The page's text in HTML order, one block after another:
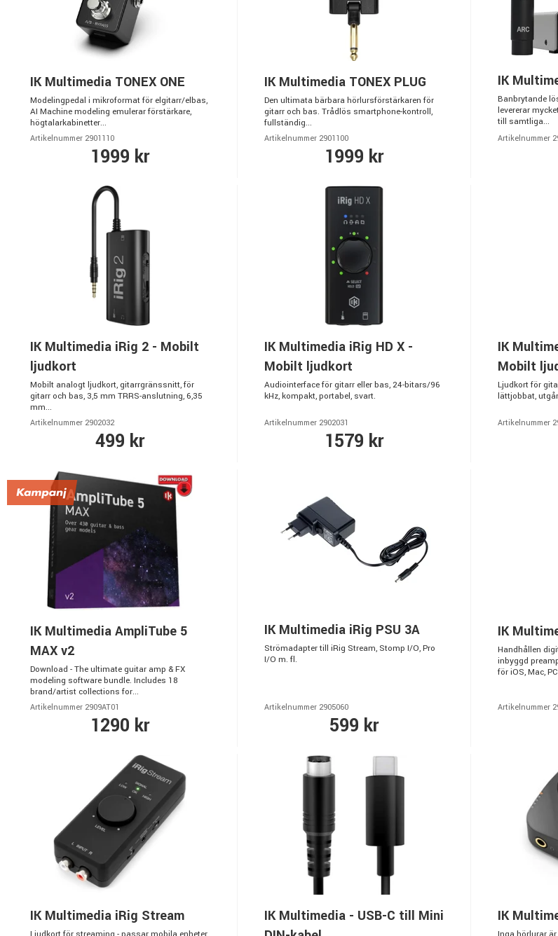
IK Multimedia TONEX ONE
Modelingpedal i mikroformat för elgitarr/elbas,
AI Machine modeling emulerar förstärkare,
högtalarkabinetter...
Artikelnummer 2901110
1999 kr
IK Multimedia TONEX PLUG
Den ultimata bärbara hörlursförstärkaren för
gitarr och bas. Trådlös smartphone-kontroll,
fullständig...
Artikelnummer 2901100
1999 kr
IK
Banbrytande
levererar
till samtliga...
Artikelnummer
IK Multimedia iRig 2 - Mobilt
ljudkort
Mobilt analogt ljudkort, gitarrgränssnitt, för
gitarr och bas, 3,5 mm TRRS-anslutning, 6,35
mm...
Artikelnummer 2902032
499 kr
IK Multimedia iRig HD X -
Mobilt ljudkort
Audiointerface för gitarr eller bas, 24-bitars/96
kHz, kompakt, portabel, svart.
Artikelnummer 2902031
1579 kr
IK
Mobilt
Ljudkort för
lättjobbat,
Artikelnummer
IK Multimedia AmpliTube 5
MAX v2
Download - The ultimate guitar amp & FX
modeling software bundle. Includes 18
brand/artist collections for...
Artikelnummer 2909AT01
1290 kr
IK Multimedia iRig PSU 3A
Strömadapter till iRig Stream, Stomp I/O, Pro
I/O m. fl.
Artikelnummer 2905060
599 kr
IK
Handhållen
inbyggd
för iOS, Mac,
Artikelnummer
IK Multimedia iRig Stream
IK Multimedia - USB-C till Mini
IK